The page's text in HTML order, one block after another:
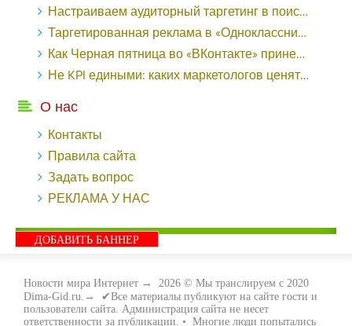
Настраиваем аудиторный таргетинг в поисковой кампании Google Ads - «Заработок»
Таргетированная реклама в «Одноклассниках»: как ее настроить и нужно ли - «Заработок»
Как Черная пятница во «ВКонтакте» принесла магазину подарков 221 продажу по цене 38 рублей - «Заработок»
Не KPI едиными: каких маркетологов ценят - «Заработок»
О нас
Контакты
Правила сайта
Задать вопрос
РЕКЛАМА У НАС
ДОБАВИТЬ БАННЕР
Новости мира Интернет → 2026 © Мы транслируем с 2020
Dima-Gid.ru.→ ✔Все материалы публикуют на сайте гости и
пользователи сайта. Администрация сайта не несет
ответственности за публикации. • Многие люди попытались